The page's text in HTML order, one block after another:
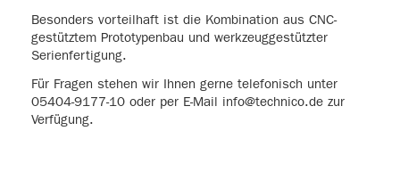
Besonders vorteilhaft ist die Kombination aus CNC-
gestütztem Prototypenbau und werkzeuggestützter
Serienfertigung.
Für Fragen stehen wir Ihnen gerne telefonisch unter
05404-9177-10 oder per E-Mail info@technico.de zur
Verfügung.